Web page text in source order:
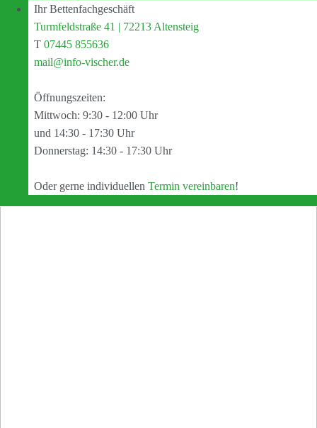
Ihr Bettenfachgeschäft
Turmfeldstraße 41 | 72213 Altensteig
T 07445 855636
mail@info-vischer.de
Öffnungszeiten:
Mittwoch: 9:30 - 12:00 Uhr
und 14:30 - 17:30 Uhr
Donnerstag: 14:30 - 17:30 Uhr
Oder gerne individuellen Termin vereinbaren!